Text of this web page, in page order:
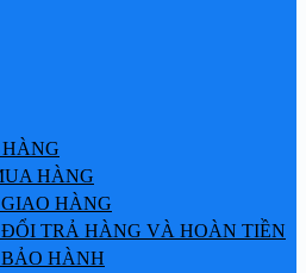
HÀNG
HÀNG
TRẢ HÀNG VÀ HOÀN TIỀN
HÀNH